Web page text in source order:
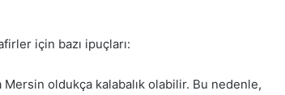
için bazı ipuçları:
oldukça kalabalık olabilir. Bu nedenle,